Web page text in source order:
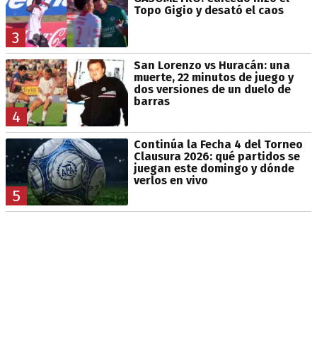
3
Topo Gigio y desató el caos
4
San Lorenzo vs Huracán: una
muerte, 22 minutos de juego y
dos versiones de un duelo de
barras
5
Continúa la Fecha 4 del Torneo
Clausura 2026: qué partidos se
juegan este domingo y dónde
verlos en vivo